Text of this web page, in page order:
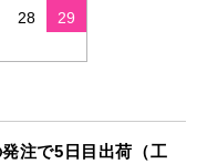
28
29
注で5日目出荷（工